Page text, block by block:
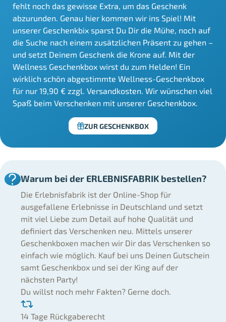
fehlt noch das gewisse Extra, um das Geschenk
abzurunden. Genau hier kommen wir ins Spiel! Mit
unserer Geschenkbix sparst Du Dir die Mühe, noch auf
die Suche nach einem zusätzlichen Präsent zu gehen –
und setzt Deinem Geschenk die Krone auf. Mit der
Wellness Geschenkbox wirst du zum Helden! Ein
wirklich schön abgestimmte Wellness-Geschenkbox
für nur 19,90 € zzgl. Versandkosten. Wir wünschen viel
Spaß beim Verschenken mit unserer Geschenkbox.
ZUR GESCHENKBOX
Warum bei der ERLEBNISFABRIK bestellen?
Die Erlebnisfabrik ist der Online-Shop für
ausgefallene Erlebnisse in Deutschland und setzt
mit viel Liebe zum Detail auf hohe Qualität und
definiert das Verschenken neu. Mittels unserer
Geschenkboxen machen wir Dir das Verschenken so
einfach wie möglich. Kauf bei uns Deinen Gutschein
samt Geschenkbox und sei der King auf der
nächsten Party!
Du willst noch mehr Fakten? Gerne doch.
14 Tage Rückgaberecht